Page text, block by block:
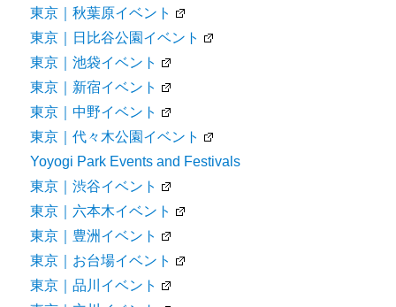
東京｜秋葉原イベント
東京｜日比谷公園イベント
東京｜池袋イベント
東京｜新宿イベント
東京｜中野イベント
東京｜代々木公園イベント
Yoyogi Park Events and Festivals
東京｜渋谷イベント
東京｜六本木イベント
東京｜豊洲イベント
東京｜お台場イベント
東京｜品川イベント